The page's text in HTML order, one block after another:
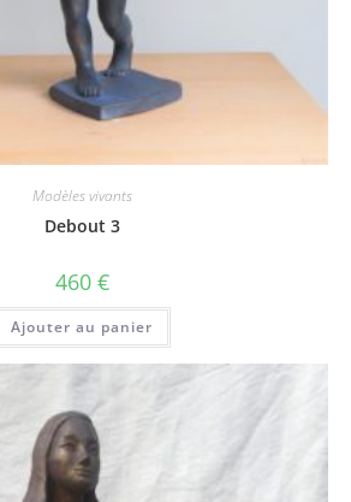
Modèles vivants
Debout 3
460 €
Ajouter au panier